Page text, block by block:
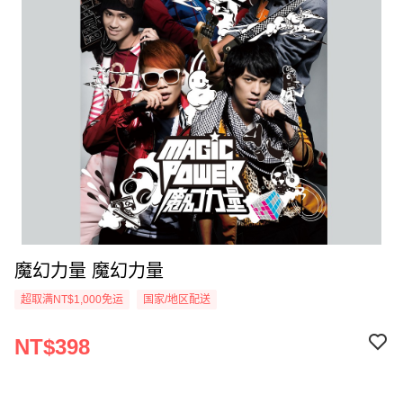
魔幻力量 魔幻力量
超取满NT$1,000免运 国家/地区配送
NT$398